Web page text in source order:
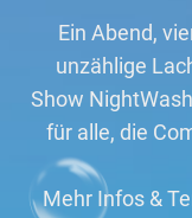
Ein Abend,
unzählige
Show
für alle, die
Mehr Infos &